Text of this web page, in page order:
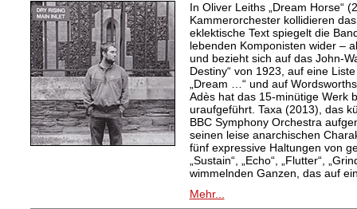
In Oliver Leiths „Dream Horse“
Kammerorchester kollidieren
eklektische Text spiegelt die
lebenden Komponisten wider –
und bezieht sich auf das John-
Destiny“ von 1923, auf eine
„Dream …“ und auf
Adès hat das 15-minütige Werk
uraufgeführt. Taxa (2013), das
BBC Symphony Orchestra
seinen leise anarchischen
fünf expressive Haltungen von
„Sustain“, „Echo“, „Flutter“,
wimmelnden Ganzen, das auf
Mehr...